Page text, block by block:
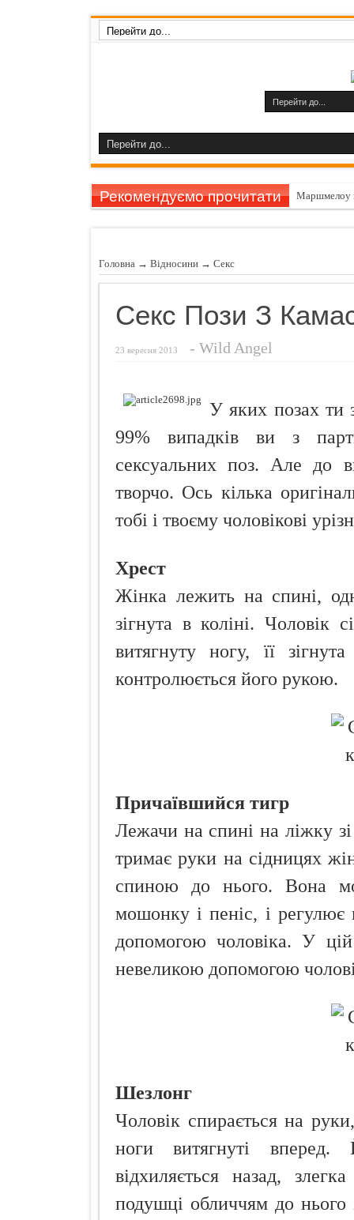
Рекомендуємо прочитати Маршмелоу
Шампуні
Чуттєвий
Головна → Відносини → Секс
Секс Пози З
23 вересня 2013 - Wild Angel
У яких позах ти
99% випадків ви з
сексуальних поз. Але до
творчо. Ось кілька
тобі і твоєму чоловікові
Хрест
Жінка лежить на спині,
зігнута в коліні. Чоловік
витягнуту ногу, її
контролюється його рукою.
Причаївшийся тигр
Лежачи на спині на ліжку
тримає руки на сідницях
спиною до нього. Вона
мошонку і пеніс, і регулює
допомогою чоловіка. У
невеликою допомогою
Шезлонг
Чоловік спирається на
ноги витягнуті
відхиляється назад,
подушці обличчям до